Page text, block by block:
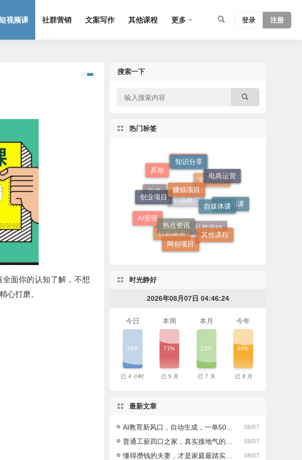
视频课 社群营销 文案写作 其他课程 更多 登录 注册
面你的认知了解，不想
心打磨。
搜索一下
热门标签
软件工具
文案写作
引流推广
软件
其他
知识分享
电商运营
短视频课
社群营销
社群媒体
AI变现
创业项目
赚钱项目
自媒体课
其他课程
网创项目
热点资讯
时光静好
2026年08月07日 04:46:25
今日
19%
已 4 小时
本周
71%
已 5 天
本月
22%
已 7 天
今年
66%
已 8 月
最新文章
08/07
AI教育新风口，自动生成，一单500+，月入2W+!
08/07
普通工薪四口之家，真实接地气的攒钱日常
08/07
懂得攒钱的夫妻，才是家庭最踏实的底气